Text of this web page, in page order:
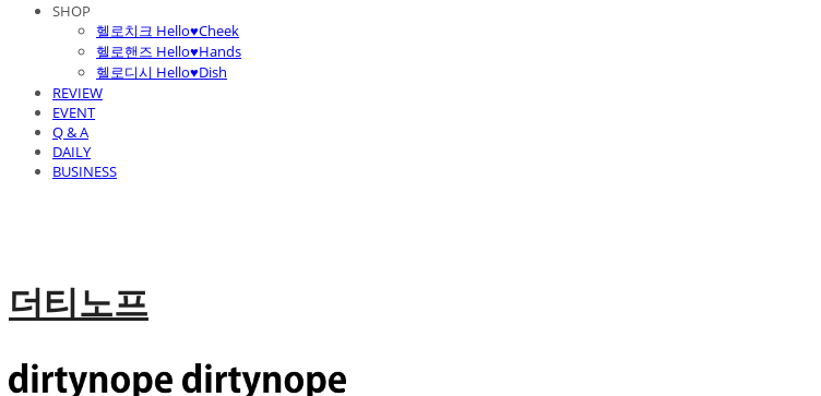
SHOP
헬로치크 Hello♥Cheek
헬로핸즈 Hello♥Hands
헬로디시 Hello♥Dish
REVIEW
EVENT
Q & A
DAILY
BUSINESS
더티노프